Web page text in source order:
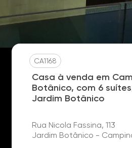
CA1168
Casa à venda em
Botânico, com 6
Jardim Botânico
Rua Nicola Fassina, 113
Jardim Botânico -